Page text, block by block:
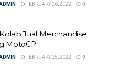
FEBRUARY 26, 2022 0
Jual Merchandise
MotoGP
FEBRUARY 25, 2022 0